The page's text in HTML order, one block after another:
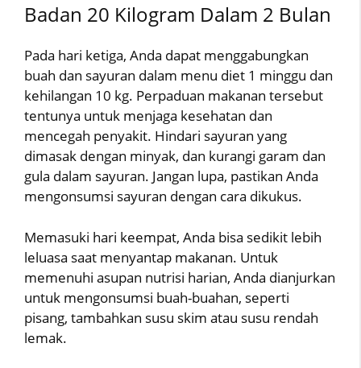
Badan 20 Kilogram Dalam 2 Bulan
Pada hari ketiga, Anda dapat menggabungkan
buah dan sayuran dalam menu diet 1 minggu dan
kehilangan 10 kg. Perpaduan makanan tersebut
tentunya untuk menjaga kesehatan dan
mencegah penyakit. Hindari sayuran yang
dimasak dengan minyak, dan kurangi garam dan
gula dalam sayuran. Jangan lupa, pastikan Anda
mengonsumsi sayuran dengan cara dikukus.
Memasuki hari keempat, Anda bisa sedikit lebih
leluasa saat menyantap makanan. Untuk
memenuhi asupan nutrisi harian, Anda dianjurkan
untuk mengonsumsi buah-buahan, seperti
pisang, tambahkan susu skim atau susu rendah
lemak.